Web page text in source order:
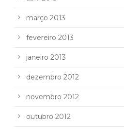
março 2013
fevereiro 2013
janeiro 2013
dezembro 2012
novembro 2012
outubro 2012